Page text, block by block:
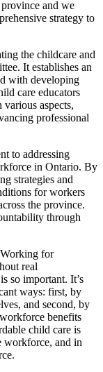
and we
strategy to
the childcare and
It establishes an
with developing
care educators
aspects,
professional
to addressing
in Ontario. By
strategies and
for workers
the province.
through
for
real
so important. It’s
ways: first, by
and second, by
benefits
child care is
workforce, and in